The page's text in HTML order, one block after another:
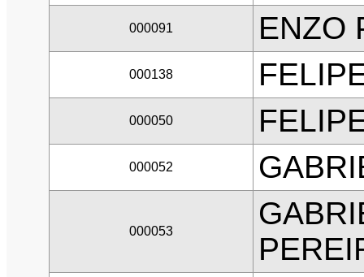
000091 ENZO
000138
000050
000052
000053